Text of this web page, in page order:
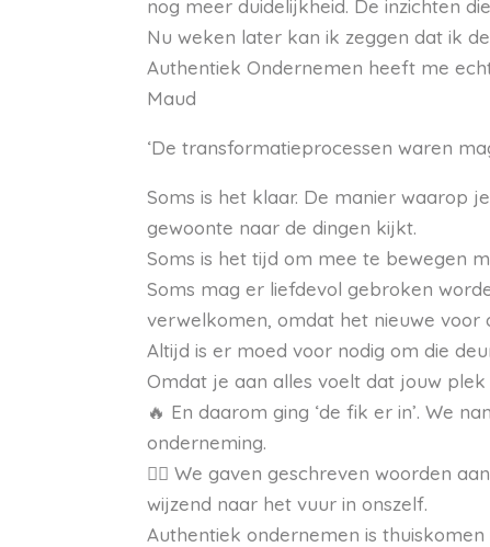
nog meer duidelijkheid. De inzichten
Nu weken later kan ik zeggen dat ik
Authentiek Ondernemen heeft me
Maud
‘De transformatieprocessen waren
Soms is het klaar. De manier waarop
gewoonte naar de dingen kijkt.
Soms is het tijd om mee te bewegen
Soms mag er liefdevol gebroken
verwelkomen, omdat het nieuwe voor
Altijd is er moed voor nodig om die
Omdat je aan alles voelt dat jouw plek
🔥 En daarom ging ‘de fik er in’. We
onderneming.
❤️‍🔥 We gaven geschreven woorden
wijzend naar het vuur in onszelf.
Authentiek ondernemen is thuiskomen